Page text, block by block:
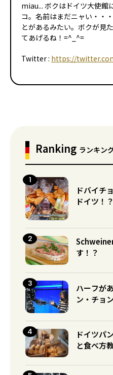
miau... ボクはドイツ大使館
コ。名前はまだニャい・・
とがあるみたい。ボクが見
てあげるね！=^_^=
Twitter : https://
Ranking ランキン
ドバイチ
ドイツ！
す！？
ハーフが
ン・チョ
ドイツパ
と食べ方